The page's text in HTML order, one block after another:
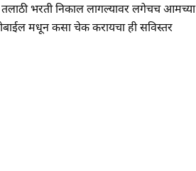
भरती निकाल लागल्यावर लगेचच आमच्या
मधून कसा चेक करायचा ही सविस्तर